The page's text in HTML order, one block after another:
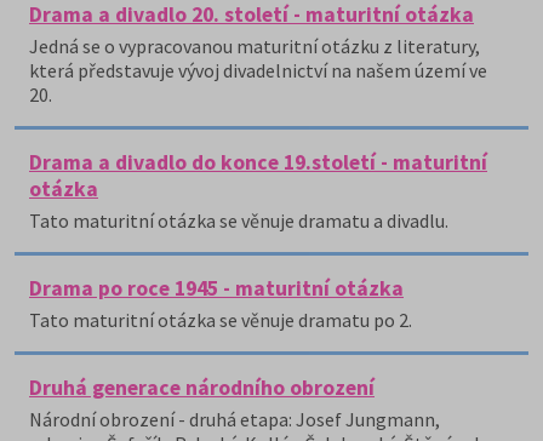
Drama a divadlo 20. století - maturitní otázka
Jedná se o vypracovanou maturitní otázku z literatury,
která představuje vývoj divadelnictví na našem území ve
20.
Drama a divadlo do konce 19.století - maturitní
otázka
Tato maturitní otázka se věnuje dramatu a divadlu.
Drama po roce 1945 - maturitní otázka
Tato maturitní otázka se věnuje dramatu po 2.
Druhá generace národního obrození
Národní obrození - druhá etapa: Josef Jungmann,